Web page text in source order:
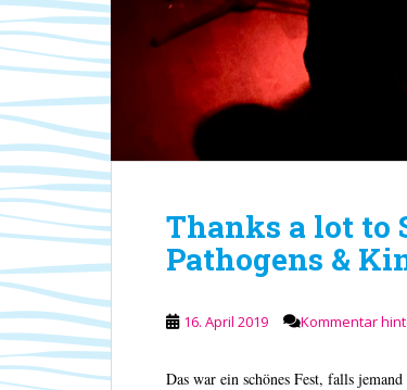
Thanks a lot to
Pathogens &
16. April 2019 Kommentar
Das war ein schönes Fest, falls